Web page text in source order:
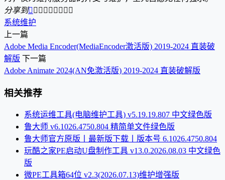
分享到        
系统维护
上一篇
Adobe Media Encoder(MediaEncoder激活版) 2019-2024 直装破
解版 下一篇
Adobe Animate 2024(AN免激活版) 2019-2024 直装破解版
相关推荐
系统运维工具(电脑维护工具) v5.19.19.807 中文绿色版
鲁大师 v6.1026.4750.804 精简单文件绿色版
鲁大师官方原版丨最新版下载丨版本号 6.1026.4750.804
玩酷之家PE启动U盘制作工具 v13.0.2026.08.03 中文绿色
版
微PE工具箱64位 v2.3(2026.07.13)维护增强版